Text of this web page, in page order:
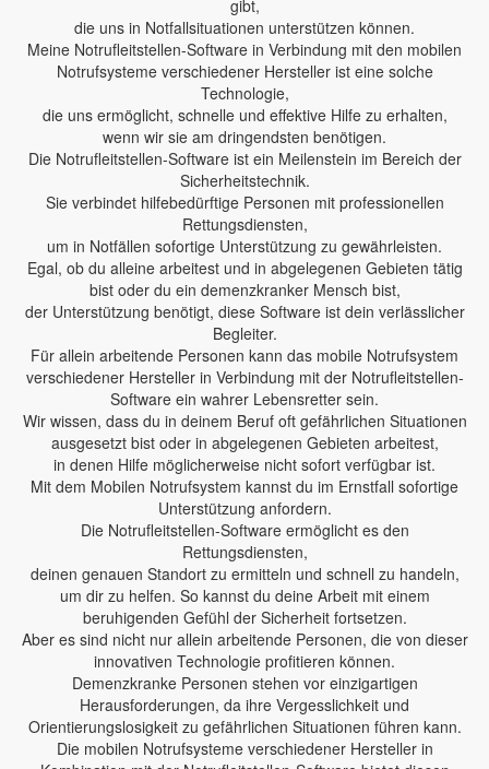
gibt,
die uns in Notfallsituationen unterstützen können.
Meine Notrufleitstellen-Software in Verbindung mit den mobilen
Notrufsysteme verschiedener Hersteller ist eine solche
Technologie,
die uns ermöglicht, schnelle und effektive Hilfe zu erhalten,
wenn wir sie am dringendsten benötigen.
Die Notrufleitstellen-Software ist ein Meilenstein im Bereich der
Sicherheitstechnik.
Sie verbindet hilfebedürftige Personen mit professionellen
Rettungsdiensten,
um in Notfällen sofortige Unterstützung zu gewährleisten.
Egal, ob du alleine arbeitest und in abgelegenen Gebieten tätig
bist oder du ein demenzkranker Mensch bist,
der Unterstützung benötigt, diese Software ist dein verlässlicher
Begleiter.
Für allein arbeitende Personen kann das mobile Notrufsystem
verschiedener Hersteller in Verbindung mit der Notrufleitstellen-
Software ein wahrer Lebensretter sein.
Wir wissen, dass du in deinem Beruf oft gefährlichen Situationen
ausgesetzt bist oder in abgelegenen Gebieten arbeitest,
in denen Hilfe möglicherweise nicht sofort verfügbar ist.
Mit dem Mobilen Notrufsystem kannst du im Ernstfall sofortige
Unterstützung anfordern.
Die Notrufleitstellen-Software ermöglicht es den
Rettungsdiensten,
deinen genauen Standort zu ermitteln und schnell zu handeln,
um dir zu helfen. So kannst du deine Arbeit mit einem
beruhigenden Gefühl der Sicherheit fortsetzen.
Aber es sind nicht nur allein arbeitende Personen, die von dieser
innovativen Technologie profitieren können.
Demenzkranke Personen stehen vor einzigartigen
Herausforderungen, da ihre Vergesslichkeit und
Orientierungslosigkeit zu gefährlichen Situationen führen kann.
Die mobilen Notrufsysteme verschiedener Hersteller in